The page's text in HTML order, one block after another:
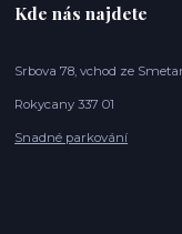
Kde nás najdete
Srbova 78, vchod ze
Rokycany 337 01
Snadné parkování